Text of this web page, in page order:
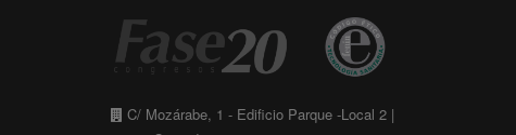
C/ Mozárabe, 1 - Edificio Parque -Local 2 |